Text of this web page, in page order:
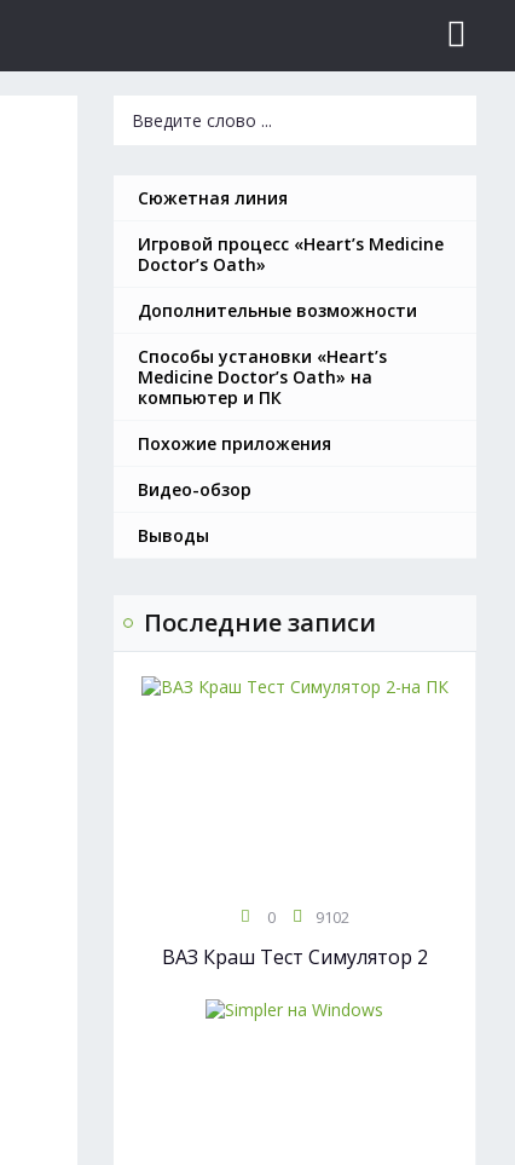
Сюжетная линия
Игровой процесс «Heart’s Medicine
Doctor’s Oath»
Дополнительные возможности
Способы установки «Heart’s
Medicine Doctor’s Oath» на
компьютер и ПК
Похожие приложения
Видео-обзор
Выводы
Последние записи
0 9102
ВАЗ Краш Тест Симулятор 2